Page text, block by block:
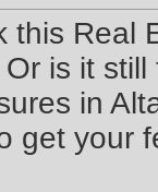
this Real
is it
in
get your